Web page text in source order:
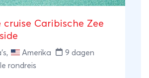
cruise Caribische Zee
, Amerika
9 dagen
rondreis